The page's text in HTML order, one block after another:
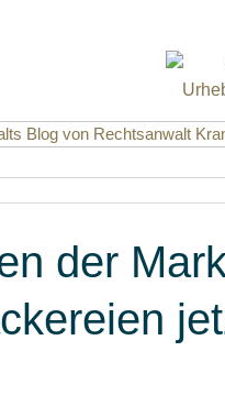
Blog von Rechtsanwalt
der